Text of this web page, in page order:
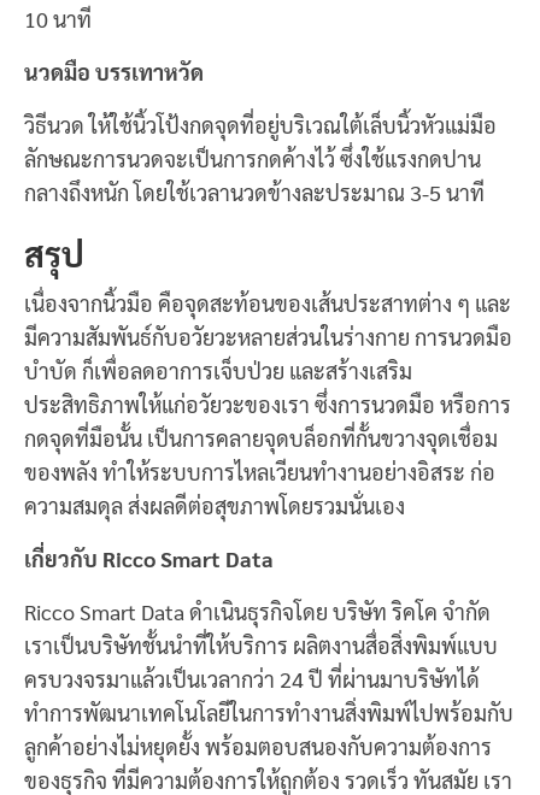
10 นาที
นวดมือ บรรเทาหวัด
วิธีนวด ให้ใช้นิ้วโป้งกดจุดที่อยู่บริเวณใต้เล็บนิ้วหัวแม่มือ
ลักษณะการนวดจะเป็นการกดค้างไว้ ซึ่งใช้แรงกดปาน
กลางถึงหนัก โดยใช้เวลานวดข้างละประมาณ 3-5 นาที
สรุป
เนื่องจากนิ้วมือ คือจุดสะท้อนของเส้นประสาทต่าง ๆ และ
มีความสัมพันธ์กับอวัยวะหลายส่วนในร่างกาย การนวดมือ
บำบัด ก็เพื่อลดอาการเจ็บป่วย และสร้างเสริม
ประสิทธิภาพให้แก่อวัยวะของเรา ซึ่งการนวดมือ หรือการ
กดจุดที่มือนั้น เป็นการคลายจุดบล็อกที่กั้นขวางจุดเชื่อม
ของพลัง ทำให้ระบบการไหลเวียนทำงานอย่างอิสระ ก่อ
ความสมดุล ส่งผลดีต่อสุขภาพโดยรวมนั่นเอง
เกี่ยวกับ Ricco Smart Data
Ricco Smart Data ดำเนินธุรกิจโดย บริษัท ริคโค จำกัด
เราเป็นบริษัทชั้นนำที่ให้บริการ ผลิตงานสื่อสิ่งพิมพ์แบบ
ครบวงจรมาแล้วเป็นเวลากว่า 24 ปี ที่ผ่านมาบริษัทได้
ทำการพัฒนาเทคโนโลยีในการทำงานสิ่งพิมพ์ไปพร้อมกับ
ลูกค้าอย่างไม่หยุดยั้ง พร้อมตอบสนองกับความต้องการ
ของธุรกิจ ที่มีความต้องการให้ถูกต้อง รวดเร็ว ทันสมัย เรา